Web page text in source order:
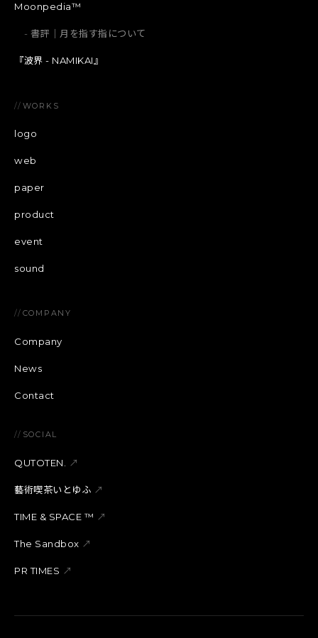
Moonpedia™
書評｜月を指す指について
『波界 - NAMIKAI』
// WORKS
logo
web
paper
product
event
sound
// COMPANY
Company
News
Contact
// SOCIAL
QUTOTEN. ↗
藝術喫茶いとゆふ ↗
TIME & SPACE ™︎ ↗
The Sandbox ↗
PR TIMES ↗